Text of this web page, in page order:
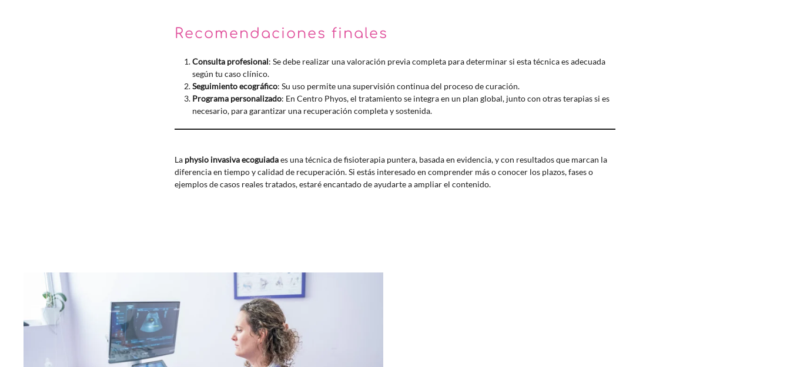
Recomendaciones finales
Consulta profesional: Se debe realizar una valoración previa completa para determinar si esta técnica es adecuada
según tu caso clínico.
Seguimiento ecográfico: Su uso permite una supervisión continua del proceso de curación.
Programa personalizado: En Centro Phyos, el tratamiento se integra en un plan global, junto con otras terapias si es
necesario, para garantizar una recuperación completa y sostenida.
La physio invasiva ecoguiadaes una técnica de fisioterapia puntera, basada en evidencia, y con resultados que marcan la
diferencia en tiempo y calidad de recuperación. Si estás interesado en comprender más o conocer los plazos, fases o
ejemplos de casos reales tratados, estaré encantado de ayudarte a ampliar el contenido.